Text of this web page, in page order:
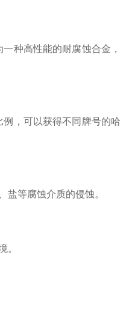
种高性能的耐腐蚀合金，
，可以获得不同牌号的哈
等腐蚀介质的侵蚀。
。